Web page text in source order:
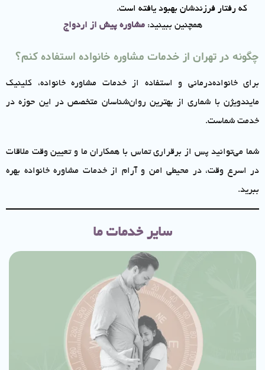
سایر خدمات ما
که رفتار فرزندشان بهبود یافته است.
همچنین ببینید:مشاوره پیش از اردواج
چگونه در تهران از خدمات مشاوره خانواده استفاده کنم؟
برای خانواده‌درمانی و استفاده از خدمات مشاوره خانواده، کلینیک
مایندویژن با شماری از بهترین روان‌شناسان متخصص در این حوزه در
خدمت شماست.
شما می‌توانید پس از برقراری تماس با همکاران ما و تعیین وقت ملاقات
در اسرع وقت، در محیطی امن و آرام از خدمات مشاوره خانواده بهره
ببرید.